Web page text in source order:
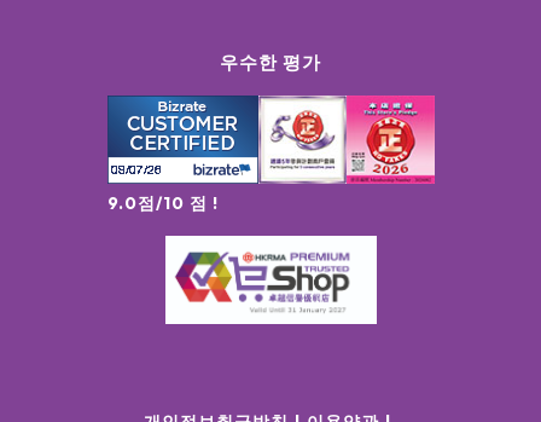
우수한 평가
9.0점/10 점 !